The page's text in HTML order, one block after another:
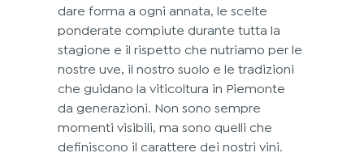
dare forma a ogni annata, le scelte
ponderate compiute durante tutta la
stagione e il rispetto che nutriamo per le
nostre uve, il nostro suolo e le tradizioni
che guidano la viticoltura in Piemonte
da generazioni. Non sono sempre
momenti visibili, ma sono quelli che
definiscono il carattere dei nostri vini.